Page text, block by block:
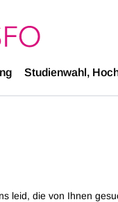
Studienwahl,
leid, die von Ihnen